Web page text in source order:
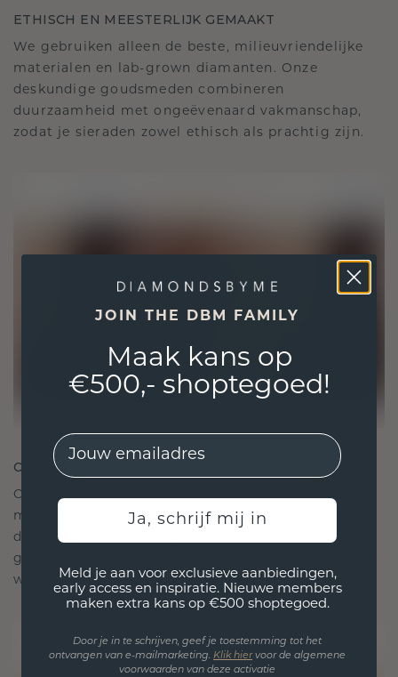
ETHISCH EN MEESTERLIJK GEMAAKT
We gebruiken alleen de beste, milieuvriendelijke
materialen en lab-grown diamanten. Onze
deskundige goudsmeden combineren
duurzaamheid met ongeëvenaard vakmanschap,
zodat je sieraden zowel ethisch als prachtig zijn.
ONTWORPEN VOOR VERBINDING
Onze ontwerpfilosofie is gericht op verbinding,
met elk stuk ontworpen om de tand des tijds te
doorstaan. Het wordt jouw symbool van liefde en
gekoesterde momenten, bedoeld om voor altijd te
worden gedragen en gekoesterd.
JOIN THE DBM FAMILY
Maak kans op
€500,- shoptegoed!
EMail
Ja, schrijf mij in
Meld je aan voor exclusieve aanbiedingen,
early access en inspiratie. Nieuwe members
maken extra kans op €500 shoptegoed.
Door je in te schrijven, geef je toestemming tot het
ontvangen van e-mailmarketing. Klik hiervoor de algemene
voorwaarden van deze activatie